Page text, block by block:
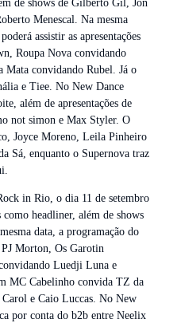
de shows de Gilberto Gil, Jon
Menescal. Na mesma
assistir as apresentações
Roupa Nova convidando
Mata convidando Rubel. Já o
e Tiee. No New Dance
além de apresentações de
not simon e Max Styler. O
Joyce Moreno, Leila Pinheiro
Sá, enquanto o Supernova traz
in Rio, o dia 11 de setembro
headliner, além de shows
data, a programação do
Morton, Os Garotin
Luedji Luna e
MC Cabelinho convida TZ da
e Caio Luccas. No New
por conta do b2b entre Neelix